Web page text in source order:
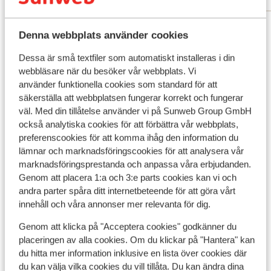
Denna webbplats använder cookies
Dessa är små textfiler som automatiskt installeras i din
webbläsare när du besöker vår webbplats. Vi
använder funktionella cookies som standard för att
säkerställa att webbplatsen fungerar korrekt och fungerar
väl. Med din tillåtelse använder vi på Sunweb Group GmbH
också analytiska cookies för att förbättra vår webbplats,
preferenscookies för att komma ihåg den information du
lämnar och marknadsföringscookies för att analysera vår
marknadsföringsprestanda och anpassa våra erbjudanden.
Genom att placera 1:a och 3:e parts cookies kan vi och
andra parter spåra ditt internetbeteende för att göra vårt
innehåll och våra annonser mer relevanta för dig.
Genom att klicka på "Acceptera cookies" godkänner du
placeringen av alla cookies. Om du klickar på "Hantera" kan
du hitta mer information inklusive en lista över cookies där
du kan välja vilka cookies du vill tillåta. Du kan ändra dina
Andra boenden i Costa del Sol
Hard Rock Hotel Marbella
Hotel H10 Croma Malaga
Amare Beach Hotel Marbella - rekommenderas
för vuxna
ME Marbella
ME Marbella - sommaren 2026